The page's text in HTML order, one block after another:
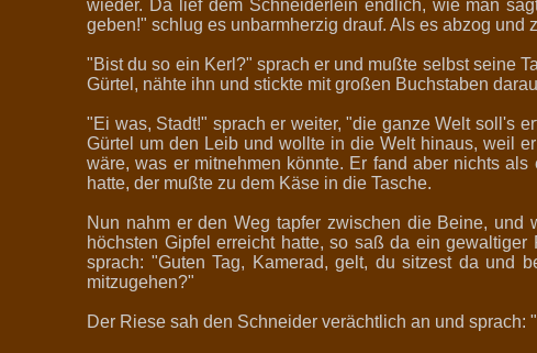
wieder. Da lief dem Schneiderlein endlich, wie man
geben!" schlug es unbarmherzig drauf. Als es abzog
"Bist du so ein Kerl?" sprach er und mußte selbst seine
Gürtel, nähte ihn und stickte mit großen Buchstaben
"Ei was, Stadt!" sprach er weiter, "die ganze Welt soll's
Gürtel um den Leib und wollte in die Welt hinaus, weil
wäre, was er mitnehmen könnte. Er fand aber nichts
hatte, der mußte zu dem Käse in die Tasche.
Nun nahm er den Weg tapfer zwischen die Beine,
höchsten Gipfel erreicht hatte, so saß da ein
sprach: "Guten Tag, Kamerad, gelt, du sitzest da und
mitzugehen?"
Der Riese sah den Schneider verächtlich an und sprach: